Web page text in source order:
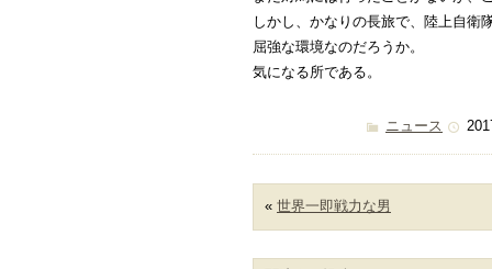
しかし、かなりの長旅で、陸上自衛
屈強な環境なのだろうか。
気になる所である。
ニュース
« 世界一即戦力な男